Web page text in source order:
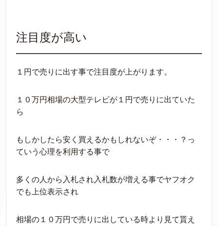
注目度が高い
１円で売りに出す事で注目度が上がります。
１０万円相場の大型テレビが１円で売りに出ていた
ら
もしかしたら安く買えるかもしれないぞ・・・？っ
ていう心理を利用する事で
多くの人から入札され入札数が増える事でヤフオク
でも上位表示され
相場の１０万円で売りに出している時より見て貰え